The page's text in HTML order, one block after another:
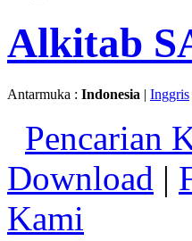
Alkitab
Antarmuka : Indonesia | Inggris
Pencarian
Download |
Kami